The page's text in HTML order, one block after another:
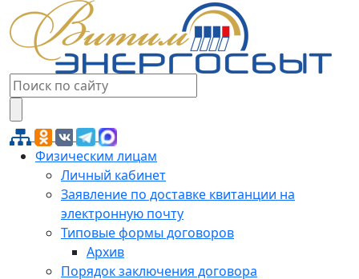
Физическим лицам
Личный кабинет
Заявление по доставке квитанции на
электронную почту
Типовые формы договоров
Архив
Порядок заключения договора